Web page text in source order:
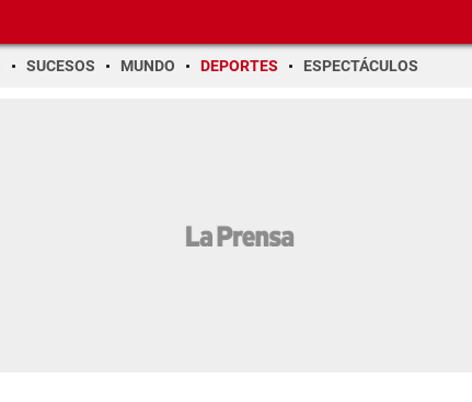
SUCESOS MUNDO DEPORTES ESPECTÁCULOS